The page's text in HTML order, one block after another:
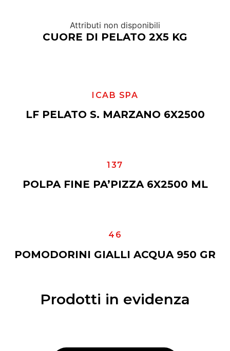
Attributi non disponibili
CUORE DI PELATO 2X5 KG
ICAB SPA
LF PELATO S. MARZANO 6X2500
137
POLPA FINE PA’PIZZA 6X2500 ML
46
POMODORINI GIALLI ACQUA 950 GR
Prodotti in evidenza